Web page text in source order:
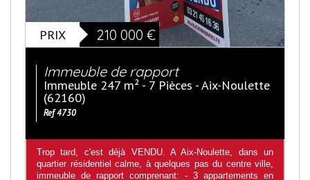
PRIX 210 000 €
Immeuble de rapport
Immeuble 247 m² - 7 Pièces - Aix-Noulette
(62160)
Ref 4730
Trop tard, c'est déjà VENDU. A Aix-Noulette, dans un
quartier résidentiel calme, à quelques pas du centre ville,
immeuble de rapport comprenant: - 3 appartements en